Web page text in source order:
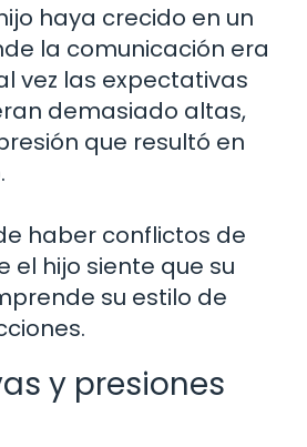
haya crecido en un
la comunicación era
vez las expectativas
demasiado altas,
que resultó en
haber conflictos de
el hijo siente que su
su estilo de
y presiones